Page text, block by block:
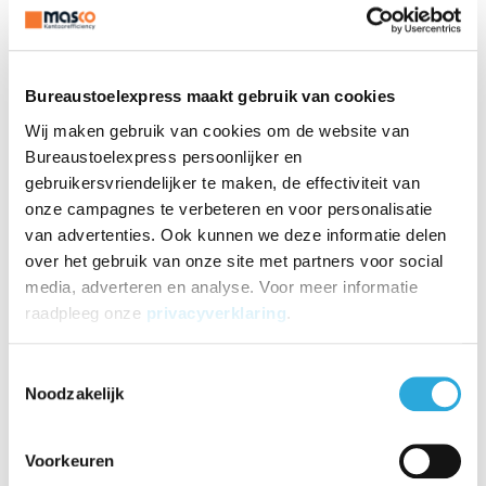
Bureaustoelexpress maakt gebruik van cookies
Wij maken gebruik van cookies om de website van
Bureaustoelexpress persoonlijker en
gebruikersvriendelijker te maken, de effectiviteit van
onze campagnes te verbeteren en voor personalisatie
van advertenties. Ook kunnen we deze informatie delen
over het gebruik van onze site met partners voor social
media, adverteren en analyse. Voor meer informatie
raadpleeg onze privacyverklaring.
Noodzakelijk
Voorkeuren
Trendy vilt stoffering
Sterk sledeframe
Snel leverbaar
Niet stapelbaar
Productomschrijving
Een trendy kantoor maak je met vergaderstoel 04 Design compleet!
Geleverd in een heerlijk comfortabele kuipzitting en gestoffeerd
met zacht aanvoelde viltstof. Deze is ook nog eens speels
gestoffeerd door rondom een bies te plaatsen en horizontale
belijning in de stoffering.
vergaderstoel 04 Design
zwart?